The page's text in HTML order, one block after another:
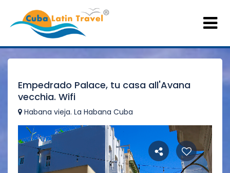
Empedrado Palace, tu casa all'Avana
vecchia. Wifi
Habana vieja. La Habana Cuba